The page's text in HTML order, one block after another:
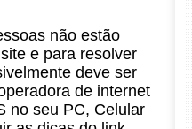
não estão
e para resolver
deve ser
de internet
no seu PC, Celular